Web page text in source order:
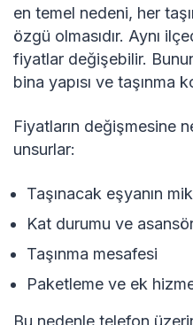
en temel nedeni, her
özgü olmasıdır. Aynı
fiyatlar değişebilir.
bina yapısı ve taşınma
Fiyatların değişmesine
unsurlar:
Taşınacak eşyanın
Kat durumu ve asansör
Taşınma mesafesi
Paketleme ve ek
Bu nedenle telefon